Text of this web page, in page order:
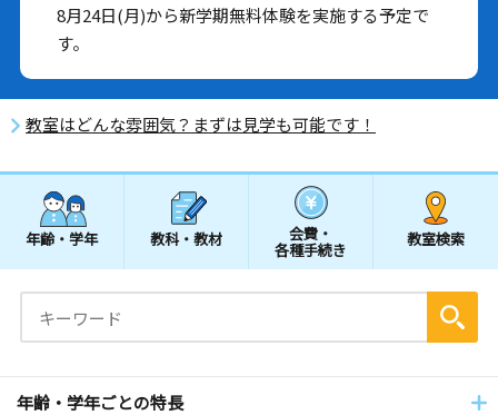
8月24日(月)から新学期無料体験を実施する予定で
す。
教室はどんな雰囲気？まずは見学も可能です！
年齢・学年 教科・教材 会費・
各種手続き
教室検索
年齢・学年ごとの特長